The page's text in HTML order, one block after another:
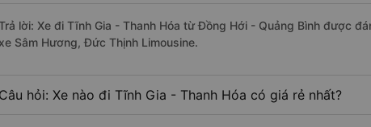
lời: Xe đi Tĩnh Gia - Thanh Hóa từ Đồng Hới - Quảng Bình được
xe Sâm Hương, Đức Thịnh Limousine.
Câu hỏi: Xe nào đi Tĩnh Gia - Thanh Hóa có giá rẻ nhất?